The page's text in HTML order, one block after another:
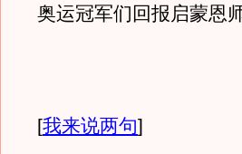
奥运冠军们回报启蒙恩
[我来说两句]